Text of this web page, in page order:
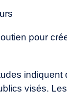
pour
indiquent
visés.